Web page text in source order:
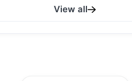
View all